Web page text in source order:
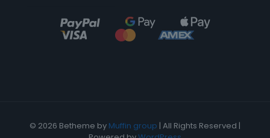
© 2026 Betheme by Muffin group | All Rights Reserved |